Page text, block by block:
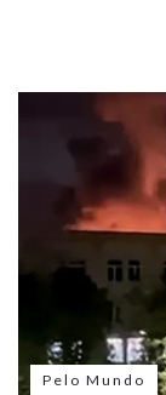
Pelo Mundo